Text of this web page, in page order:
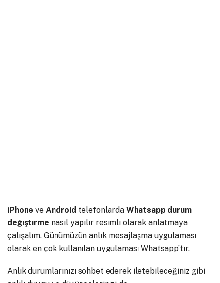
iPhone ve Android telefonlarda Whatsapp durum
değiştirme nasıl yapılır resimli olarak anlatmaya
çalışalım. Günümüzün anlık mesajlaşma uygulaması
olarak en çok kullanılan uygulaması Whatsapp’tır.
Anlık durumlarınızı sohbet ederek iletebileceğiniz gibi